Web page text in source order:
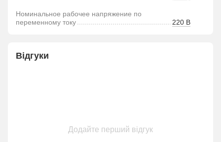
Номинальное рабочее напряжение по
переменному току
220 В
Відгуки
Додайте перший відгук